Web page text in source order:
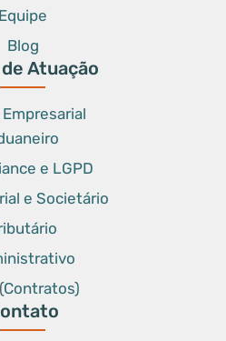
Equipe
Blog
Atuação
e LGPD
e Societário